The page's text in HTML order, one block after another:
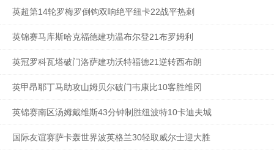
英超第14轮罗梅罗倒钩双响绝平纽卡22战平热刺
英锦赛马库斯哈克福德建功温布尔登21布罗姆利
英冠罗科瓦塔破门洛萨建功沃特福德21逆转西布朗
英甲昂耶丁马助攻山姆贝尔破门韦康比10客胜维冈
英锦赛南区汤姆戴维斯43分钟制胜纽波特10卡迪夫城
国际友谊赛萨卡轰世界波英格兰30轻取威尔士迎大胜